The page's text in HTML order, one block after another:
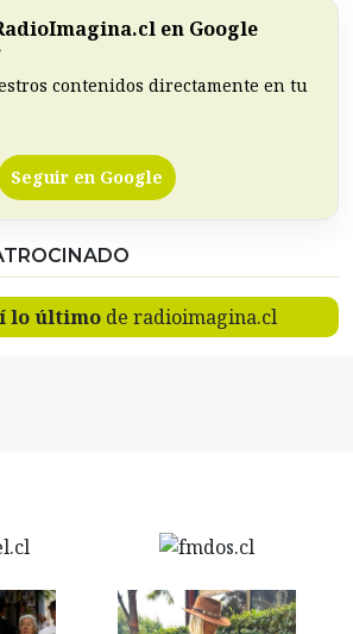
en Google
contenidos directamente en tu
Seguir en Google
lo últimode radioimagina.cl